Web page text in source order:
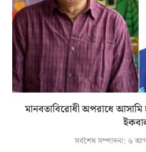
মানবতাবিরোধী অপরাধে
সর্বশেষ সম্পাদনা: ৬